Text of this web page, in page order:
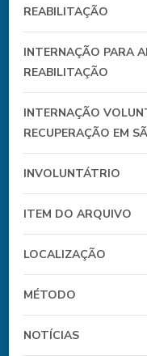
REABILITAÇÃO
INTERNAÇÃO PARA
REABILITAÇÃO
INTERNAÇÃO
RECUPERAÇÃO EM
INVOLUNTÁTRIO
ITEM DO ARQUIVO
LOCALIZAÇÃO
MÉTODO
NOTÍCIAS